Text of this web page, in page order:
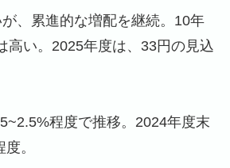
、累進的な増配を継続。10年
高い。2025年度は、33円の見込
程度で推移。2024年度末
。